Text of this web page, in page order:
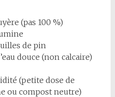
(pas 100 %)
de pin
douce (non calcaire)
(petite dose de
ou compost neutre)